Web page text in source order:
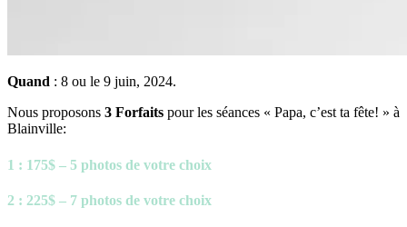
Quand : 8 ou le 9 juin, 2024.
Nous proposons 3 Forfaits pour les séances « Papa, c’est ta fête! » à
Blainville:
1 : 175$ – 5 photos de votre choix
2 : 225$ – 7 photos de votre choix